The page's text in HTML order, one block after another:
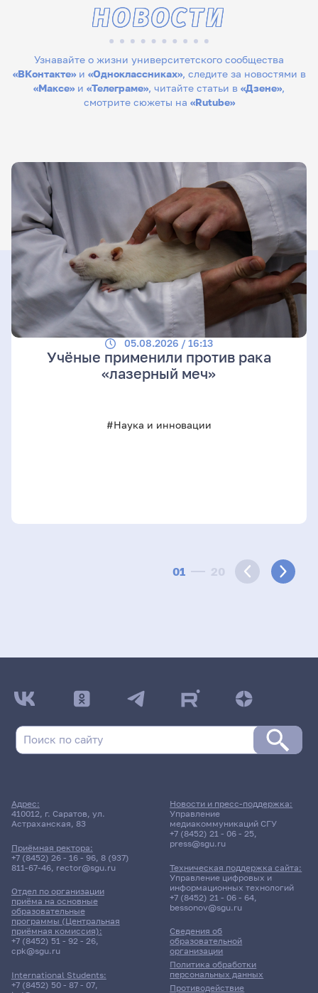
Узнавайте о жизни университетского сообщества
«ВКонтакте»и «Одноклассниках», следите за новостями в
«Максе» и «Телеграме», читайте статьи в «Дзене»,
смотрите сюжеты на «Rutube»
НОВОСТИ
01 20
05.08.2026 / 16:13
Учёные применили против рака
«лазерный меч»
#Наука и инновации
Адрес:
410012, г. Саратов, ул.
Астраханская, 83
Приёмная ректора:
+7 (8452) 26 - 16 - 96, 8 (937)
811-67-46, rector@sgu.ru
Отдел по организации
приёма на основные
образовательные
программы (Центральная
приёмная комиссия):
+7 (8452) 51 - 92 - 26,
cpk@sgu.ru
International Students:
+7 (8452) 50 - 87 - 07,
Сведения об
образовательной
организации
Политика обработки
персональных данных
Противодействие
Новости и пресс-поддержка:
Управление
медиакоммуникаций СГУ
+7 (8452) 21 - 06 - 25,
press@sgu.ru
Техническая поддержка сайта:
Управление цифровых и
информационных технологий
+7 (8452) 21 - 06 - 64,
bessonov@sgu.ru